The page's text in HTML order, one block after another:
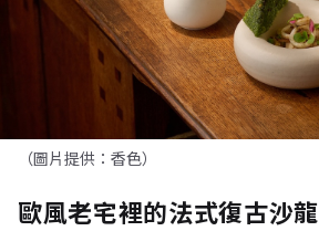
（圖片提供：香色）
歐風老宅裡的法式復古沙龍